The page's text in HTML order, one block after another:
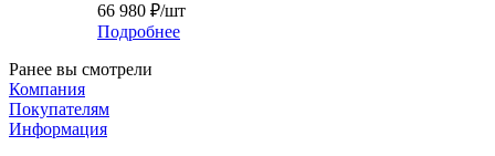
66 980 ₽/шт
Подробнее
Ранее вы смотрели
Компания
Покупателям
Информация